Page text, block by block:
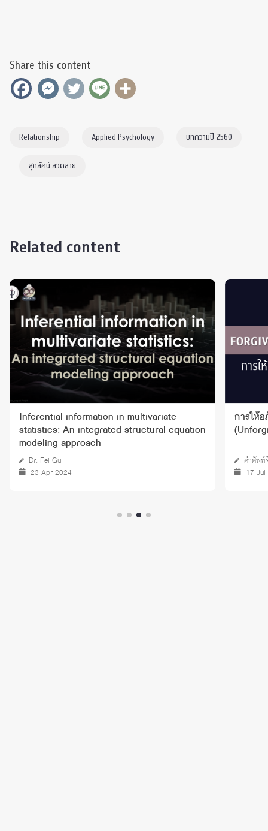
Share this content
Relationship Applied Psychology บทความปี 2560
สุภลัคน์ ลวดลาย
Related content
Inferential information in multivariate
statistics: An integrated structural equation
modeling approach
Dr. Fei Gu
23 Apr 2024
การให้
คำศัพท์
17